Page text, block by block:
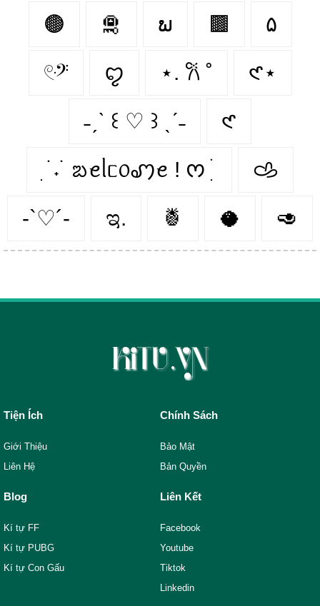
🟤 🛅 ພ 🟫 ۵
𓏲ּ𝄢 ꨄ︎ ⋆. 𐙚 ˚ 𑣲⋆
˗ˏˋ ꒰ ♡ ꒱ ˎˊ˗ 𑣲
ִ ࣪ ˖ ࣪ ᨰꫀᥣᥴ᥆ꩇꫀ ! ᰔ ִ ׄ 𐚁
-`♡´- ಇ. 🍍 🥥 🥑
Tiện Ích
Giới Thiệu
Liên Hệ
Chính Sách
Bảo Mật
Bản Quyền
Blog
Kí tự FF
Kí tự PUBG
Kí tự Con Gấu
Liên Kết
Facebook
Youtube
Tiktok
Linkedin